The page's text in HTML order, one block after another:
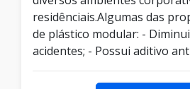
residênciais.Algumas das
de plástico modular: -
acidentes; - Possui aditivo